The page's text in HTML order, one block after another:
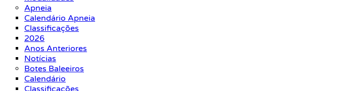
Apneia
Calendário Apneia
Classificações
2026
Anos Anteriores
Notícias
Botes Baleeiros
Calendário
Classificações